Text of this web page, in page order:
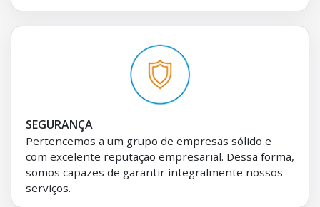
SEGURANÇA
Pertencemos a um grupo de empresas sólido e
com excelente reputação empresarial. Dessa forma,
somos capazes de garantir integralmente nossos
serviços.